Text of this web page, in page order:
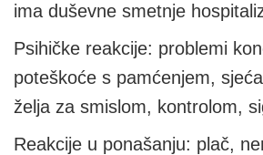
ima duševne smetnje
Psihičke reakcije: problemi
poteškoće s pamćenjem,
želja za smislom, kontrolom,
Reakcije u ponašanju: plač,